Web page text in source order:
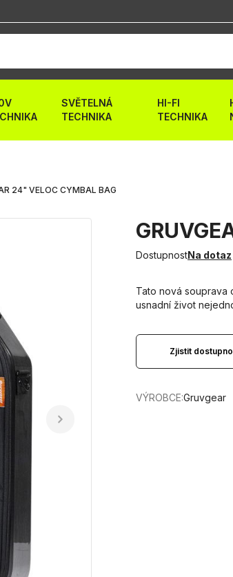
SVĚTELNÁ
TECHNIKA
HI-FI
TECHNIKA
24" VELOC CYMBAL BAG
DostupnostNa dotaz
Tato nová souprava
usnadní život
Zjistit
VÝROBCE:Gruvgear